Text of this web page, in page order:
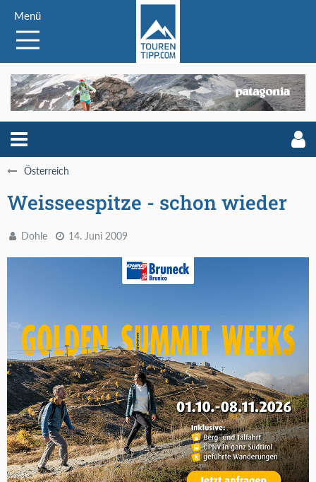
Menü
Österreich
Weisseespitze - schon wieder
Dohle 14. Juni 2009